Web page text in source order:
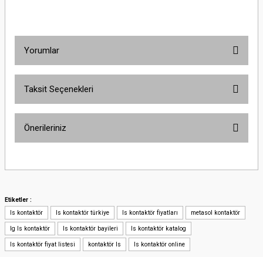
Yorumlar
Taksit Seçenekleri
Önerileriniz
yetersiz gördüğünüz noktaları öneri formunu kullanarak tarafımıza
Ürün resmi kalitesiz, bozuk veya görüntülenemiyor.
Ürün açıklamasında eksik bilgiler bulunuyor.
Ürün bilgilerinde hatalar bulunuyor.
Etiketler :
ls kontaktör
ls kontaktör türkiye ls kontaktör fiyatları metasol kontaktör
lg ls kontaktör ls kontaktör bayileri ls kontaktör katalog
ls kontaktör fiyat listesi kontaktör ls ls kontaktör online